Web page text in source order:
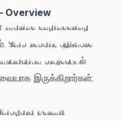
Overview
marine engineering
Ship repair, offshore
projects-ல்
இருக்கிறார்கள்.
Permit